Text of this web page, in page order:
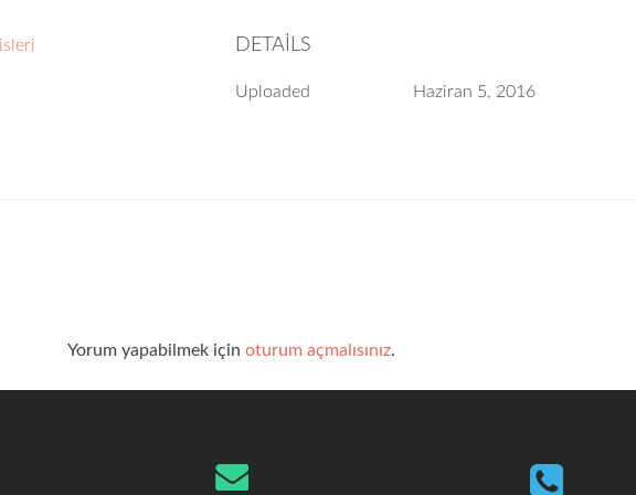
DETAILS
Uploaded Haziran 5, 2016
Yorum yapabilmek için oturum açmalısınız.